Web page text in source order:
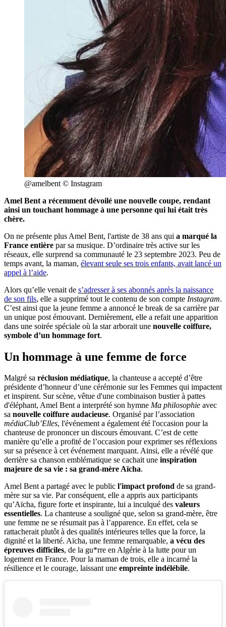
@amelbent © Instagram
Amel Bent a récemment dévoilé une nouvelle coupe, rendant
ainsi un touchant hommage à une personne qui lui était très
chère.
On ne présente plus Amel Bent, l'artiste de 38 ans qui a marqué la
France entière par sa musique. D’ordinaire très active sur les
réseaux, elle surprend sa communauté le 23 septembre 2023. Peu de
temps avant, la maman, élevant seule ses trois enfants, avait lancé un
appel à l’aide.
Alors qu’elle venait de s’adresser à ses abonnés après la naissance
de son fils, elle a supprimé tout le contenu de son compte Instagram.
C’est ainsi que la jeune femme a annoncé le break de sa carrière par
un unique post émouvant. Dernièrement, elle a refait une apparition
dans une soirée spéciale où la star arborait une nouvelle coiffure,
symbole d’un hommage fort.
Un hommage à une femme de force
Malgré sa réclusion médiatique, la chanteuse a accepté d’être
présidente d’honneur d’une cérémonie sur les Femmes qui impactent
et inspirent. Sur scène, vêtue d'une combinaison bustier à pattes
d'éléphant, Amel Bent a interprété son hymne Ma philosophie avec
sa nouvelle coiffure audacieuse. Organisé par l’association
médiaClub’Elles, l'événement a également été l'occasion pour la
chanteuse de prononcer un discours émouvant. C’est de cette
manière qu’elle a profité de l’occasion pour exprimer ses réflexions
sur sa présence à cet événement marquant. Ainsi, elle a révélé que
derrière sa chanson emblématique se cachait une inspiration
majeure de sa vie : sa grand-mère Aïcha.
Amel Bent a partagé avec le public l'impact profond de sa grand-
mère sur sa vie. Par conséquent, elle a appris aux participants
qu’Aïcha, figure forte et inspirante, lui a inculqué des valeurs
essentielles. La chanteuse a souligné que, selon sa grand-mère, être
une femme ne se résumait pas à l’apparence. En effet, cela se
rattacherait plutôt à des qualités intérieures telles que la force, la
dignité et la liberté. Aïcha, une femme remarquable, a vécu des
épreuves difficiles, de la gu*rre en Algérie à la lutte pour un
logement en France. Pour la maman de trois, elle a incarné la
résilience et le courage, laissant une empreinte indélébile.